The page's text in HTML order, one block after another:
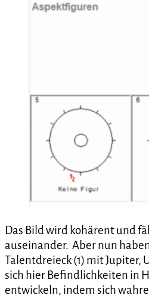
Das Bild wird kohärent und
auseinander. Aber nun
Talentdreieck (1) mit Jupiter,
sich hier Befindlichkeiten in
entwickeln, indem sich